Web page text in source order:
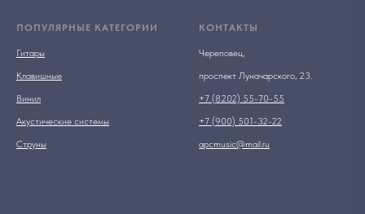
ПОПУЛЯРНЫЕ КАТЕГОРИИ
Гитары
Клавишные
Винил
Акустические системы
Струны
КОНТАКТЫ
Череповец,
проспект Луначарского, 23.
+7 (8202) 55-70-55
+7 (900) 501-32-22
apcmusic@mail.ru